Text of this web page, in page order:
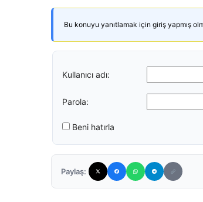
Bu konuyu yanıtlamak için giriş yapmış
Kullanıcı adı:
Parola:
Beni hatırla
Paylaş: